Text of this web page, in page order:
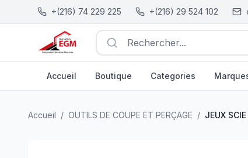
+(216) 74 229 225 +(216) 29 524 102
Rechercher...
Accueil Boutique Categories
Accueil / OUTILS DE COUPE ET PERÇAGE / JEUX